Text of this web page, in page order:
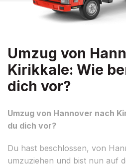
Umzug von
Kirikkale: Wie
dich vor?
Umzug von Hannover nach
du dich vor?
Du hast beschlossen, von
umzuziehen und bist nun auf